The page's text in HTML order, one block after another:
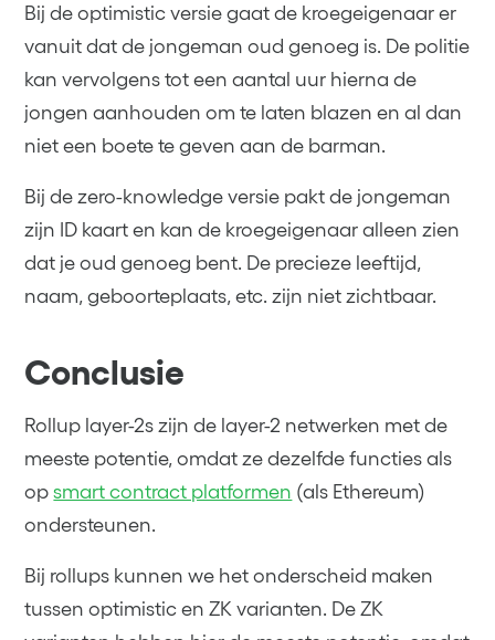
Bij de optimistic versie gaat de kroegeigenaar er
vanuit dat de jongeman oud genoeg is. De politie
kan vervolgens tot een aantal uur hierna de
jongen aanhouden om te laten blazen en al dan
niet een boete te geven aan de barman.
Bij de zero-knowledge versie pakt de jongeman
zijn ID kaart en kan de kroegeigenaar alleen zien
dat je oud genoeg bent. De precieze leeftijd,
naam, geboorteplaats, etc. zijn niet zichtbaar.
Conclusie
Rollup layer-2s zijn de layer-2 netwerken met de
meeste potentie, omdat ze dezelfde functies als
opsmart contract platformen (als Ethereum)
ondersteunen.
Bij rollups kunnen we het onderscheid maken
tussen optimistic en ZK varianten. De ZK